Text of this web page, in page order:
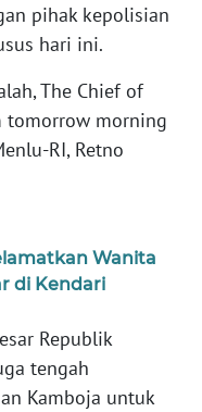
pihak kepolisian
hari ini.
The Chief of
tomorrow morning
RI, Retno
Wanita
di Kendari
Republik
tengah
Kamboja untuk